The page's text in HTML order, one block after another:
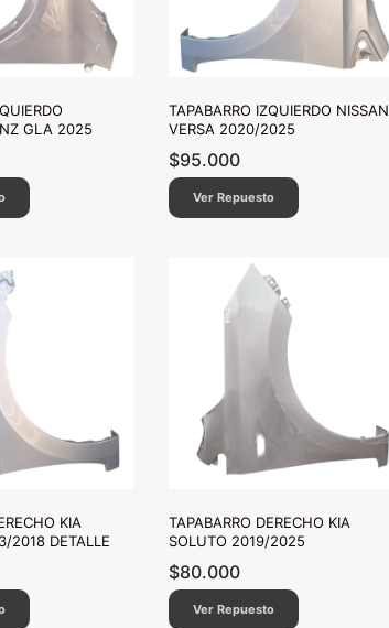
GLA 2025
TAPABARRO IZQUIERDO NISSAN
VERSA 2020/2025
$95.000
Ver Repuesto
KIA
2018 DETALLE
TAPABARRO DERECHO KIA
SOLUTO 2019/2025
$80.000
Ver Repuesto